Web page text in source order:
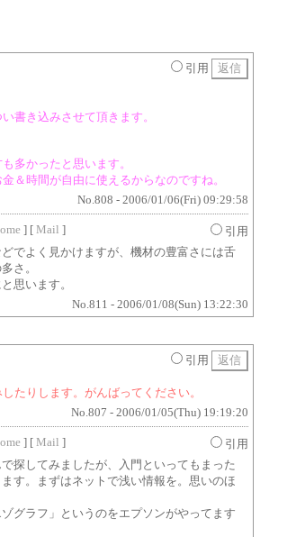
引用
書き込みさせて頂きます。
多かったと思います。
＆時間が自由に使えるからなのですね。
No.808 - 2006/01/06(Fri) 09:29:58
] [ Mail ]
引用
でよく見かけますが、機材の豊富さには舌
さ。
思います。
No.811 - 2006/01/08(Sun) 13:22:30
引用
たりします。がんばってください。
No.807 - 2006/01/05(Thu) 19:19:20
] [ Mail ]
引用
探してみましたが、入門といってもまった
す。まずはネットで浅い情報を。思いのほ
グラフ」というのをエプソンがやってます